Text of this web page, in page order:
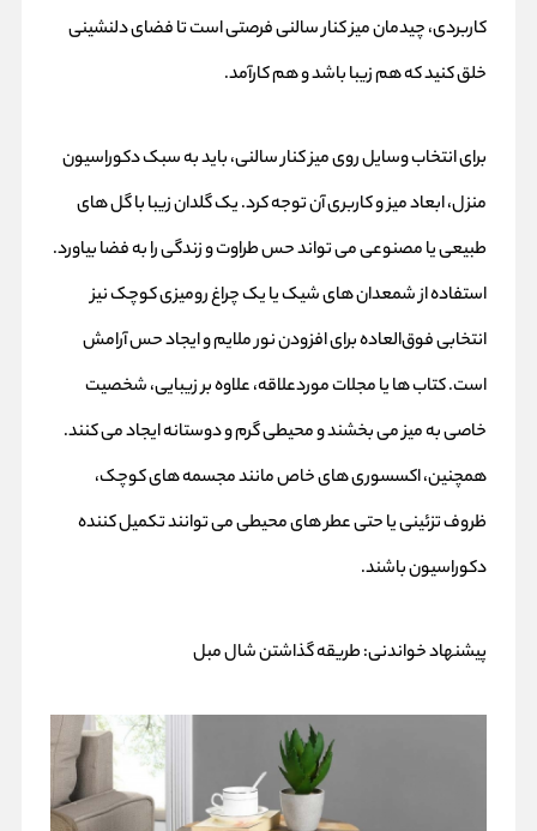
کاربردی، چیدمان میز کنار سالنی فرصتی است تا فضای دلنشینی
خلق کنید که هم زیبا باشد و هم کارآمد.
برای انتخاب وسایل روی میز کنار سالنی، باید به سبک دکوراسیون
منزل، ابعاد میز و کاربری آن توجه کرد. یک گلدان زیبا با گل‌ های
طبیعی یا مصنوعی می‌ تواند حس طراوت و زندگی را به فضا بیاورد.
استفاده از شمعدان‌ های شیک یا یک چراغ رومیزی کوچک نیز
انتخابی فوق‌العاده برای افزودن نور ملایم و ایجاد حس آرامش
است. کتاب‌ ها یا مجلات موردعلاقه، علاوه بر زیبایی، شخصیت
خاصی به میز می‌ بخشند و محیطی گرم و دوستانه ایجاد می‌ کنند.
همچنین، اکسسوری‌ های خاص مانند مجسمه‌ های کوچک،
ظروف تزئینی یا حتی عطر های محیطی می‌ توانند تکمیل‌ کننده
دکوراسیون باشند.
پیشنهاد خواندنی:طریقه گذاشتن شال مبل